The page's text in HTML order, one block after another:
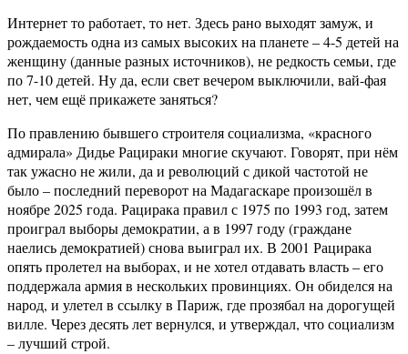
Интернет то работает, то нет. Здесь рано выходят замуж, и
рождаемость одна из самых высоких на планете – 4-5 детей на
женщину (данные разных источников), не редкость семьи, где
по 7-10 детей. Ну да, если свет вечером выключили, вай-фая
нет, чем ещё прикажете заняться?
По правлению бывшего строителя социализма, «красного
адмирала» Дидье Рацираки многие скучают. Говорят, при нём
так ужасно не жили, да и революций с дикой частотой не
было – последний переворот на Мадагаскаре произошёл в
ноябре 2025 года. Рацирака правил с 1975 по 1993 год, затем
проиграл выборы демократии, а в 1997 году (граждане
наелись демократией) снова выиграл их. В 2001 Рацирака
опять пролетел на выборах, и не хотел отдавать власть – его
поддержала армия в нескольких провинциях. Он обиделся на
народ, и улетел в ссылку в Париж, где прозябал на дорогущей
вилле. Через десять лет вернулся, и утверждал, что социализм
– лучший строй.